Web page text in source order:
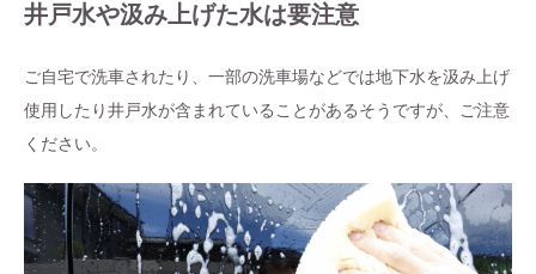
井戸水や汲み上げた水は要注意
ご自宅で洗車されたり、一部の洗車場などでは地下水を汲み上げ
使用したり井戸水が含まれていることがあるそうですが、ご注意
ください。